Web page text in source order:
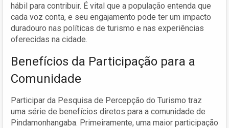
hábil para contribuir. É vital que a população entenda que
cada voz conta, e seu engajamento pode ter um impacto
duradouro nas políticas de turismo e nas experiências
oferecidas na cidade.
Benefícios da Participação para a
Comunidade
Participar da Pesquisa de Percepção do Turismo traz
uma série de benefícios diretos para a comunidade de
Pindamonhangaba. Primeiramente, uma maior participação